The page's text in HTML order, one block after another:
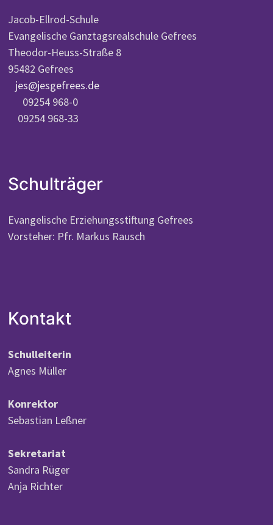
Jacob-Ellrod-Schule
Evangelische Ganztagsrealschule Gefrees
Theodor-Heuss-Straße 8
95482 Gefrees
jes@jesgefrees.de
09254 968-0
09254 968-33
Schulträger
Evangelische Erziehungsstiftung Gefrees
Vorsteher: Pfr. Markus Rausch
Kontakt
Schulleiterin
Agnes Müller
Konrektor
Sebastian Leßner
Sekretariat
Sandra Rüger
Anja Richter